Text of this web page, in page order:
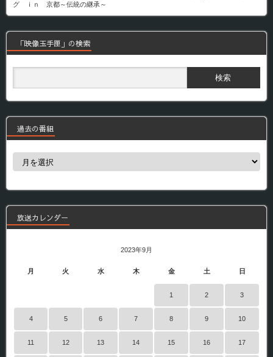
グ ｉｎ 京都～伝統の継承～
「映像玉手匣」の検索
過去の番組
過
組
放送カレンダー
2023年9月
月 火 水 木 金 土 日
1 2 3
4 5 6 7 8 9 10
11 12 13 14 15 16 17